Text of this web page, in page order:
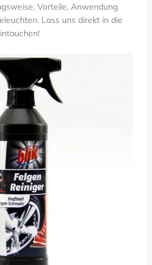
Vorteile, Anwendung
Lass uns direkt in die